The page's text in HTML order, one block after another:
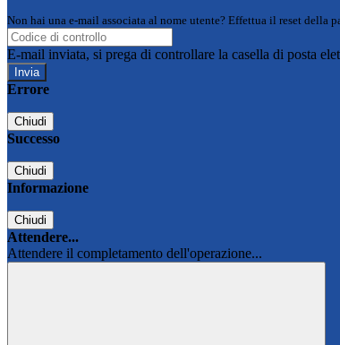
Non hai una e-mail associata al nome utente? Effettua il reset della
E-mail inviata, si prega di controllare la casella di posta
Errore
Chiudi
Successo
Chiudi
Informazione
Chiudi
Attendere...
Attendere il completamento dell'operazione...